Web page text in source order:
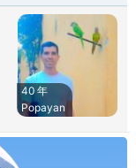
40 年
Popayan